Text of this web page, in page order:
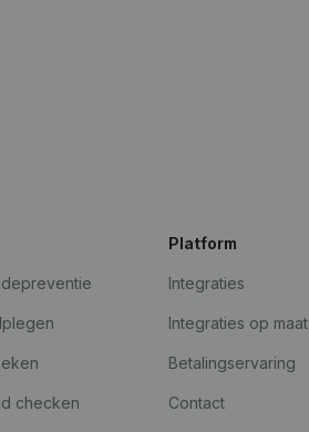
checken
Platform
Integraties
Integraties op maat
Betalingservaring
Contact